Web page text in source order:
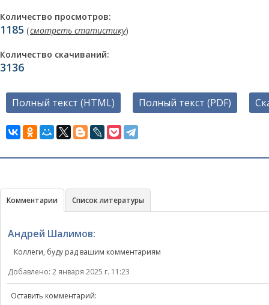
Количество просмотров:
1185 (смотреть статистику)
Количество скачиваний:
3136
Полный текст (HTML) Полный текст (PDF)
Комментарии Список литературы
Андрей Шалимов:
Коллеги, буду рад вашим комментариям
Добавлено: 2 января 2025 г. 11:23
Оставить комментарий: